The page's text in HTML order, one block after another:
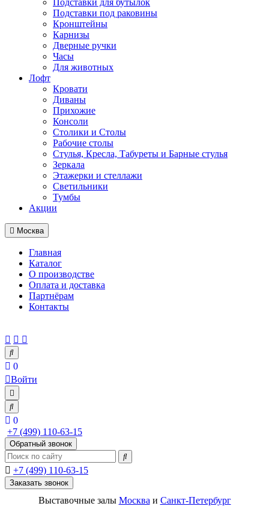
Подставки для бутылок
Подставки под раковины
Кронштейны
Карнизы
Дверные ручки
Часы
Для животных
Лофт
Кровати
Диваны
Прихожие
Консоли
Столики и Столы
Рабочие столы
Стулья, Кресла, Табуреты и Барные стулья
Зеркала
Этажерки и стеллажи
Светильники
Тумбы
Акции
Москва
Главная
Каталог
О производстве
Оплата и доставка
Партнёрам
Контакты
0
Войти
0
+7 (499) 110-63-15
Обратный звонок
+7 (499) 110-63-15
Заказать звонок
Выставочные залы Москва и Санкт-Петербург